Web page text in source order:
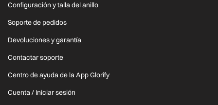
Configuración y talla del anillo
Soporte de pedidos
Devoluciones y garantía
Contactar soporte
Centro de ayuda de la App Glorify
Cuenta / Iniciar sesión